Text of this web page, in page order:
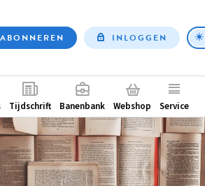
ABONNEREN INLOGGEN
Tijdschrift Banenbank Webshop Service